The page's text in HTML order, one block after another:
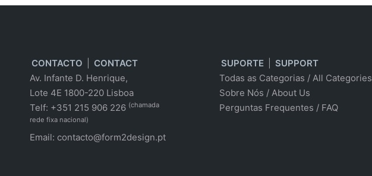
CONTACTO
CONTACT
Av. Infante D. Henrique,
Lote 4E 1800-220 Lisboa
Telf: +351 215 906 226 (chamada
rede fixa nacional)
Email: contacto@form2design.pt
SUPORTE
SUPPORT
Todas as Categorias / All Categories
Sobre Nós / About Us
Perguntas Frequentes / FAQ